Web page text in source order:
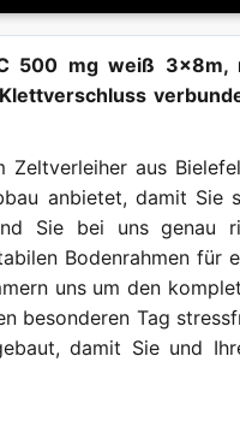
500 mg weiß 3x8m,
Zeltverleiher aus
anbietet, damit Sie
Sie bei uns genau
Bodenrahmen für
uns um den
besonderen Tag
damit Sie und